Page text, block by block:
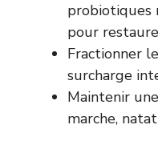
probiotiques
pour
Fractionner
surcharge
Maintenir
marche,